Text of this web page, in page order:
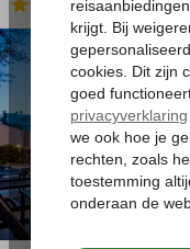
All Inclusive-